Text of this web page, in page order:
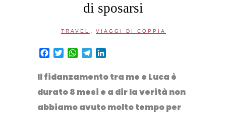
di sposarsi
TRAVEL , VIAGGI DI COPPIA
Facebook
TwitterWhatsApp
Telegram
Il fidanzamento tra me e Luca è
durato 8 mesi e a dir la verità non
abbiamo avuto molto tempo per